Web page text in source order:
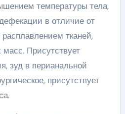
температуры тела,
в отличие от
тканей,
Присутствует
зуд в перианальной
присутствует